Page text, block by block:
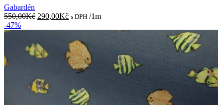
Gabardén
550,00Kč Původní
550,00Kč.
290,00KčAktuální
290,00Kč.
s DPH /1m
-47%